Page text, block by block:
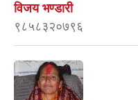
विजय भण्डारी
९८५८३२०७९६